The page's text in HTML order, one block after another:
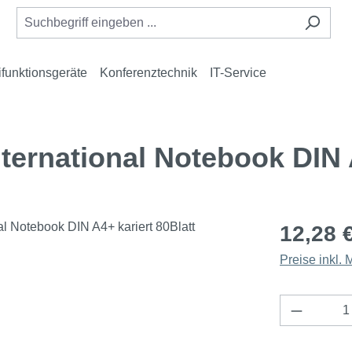
Konferenztechnik IT-Service
Notebook
12,28
Preise inkl.